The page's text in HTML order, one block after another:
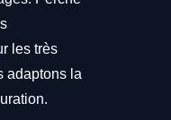
les très
adaptons la